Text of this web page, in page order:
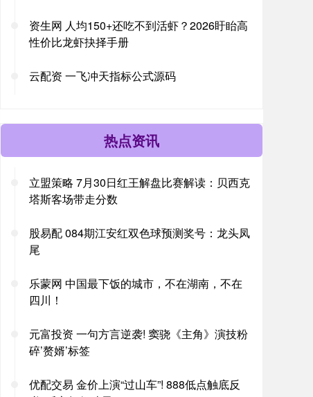
资生网 人均150+还吃不到活虾？2026盱眙高
性价比龙虾抉择手册
云配资 一飞冲天指标公式源码
热点资讯
立盟策略 7月30日红王解盘比赛解读：贝西克
塔斯客场带走分数
股易配 084期江安红双色球预测奖号：龙头凤
尾
乐蒙网 中国最下饭的城市，不在湖南，不在
四川！
元富投资 一句方言逆袭! 窦骁《主角》演技粉
碎’赘婿’标签
优配交易 金价上演“过山车”! 888低点触底反